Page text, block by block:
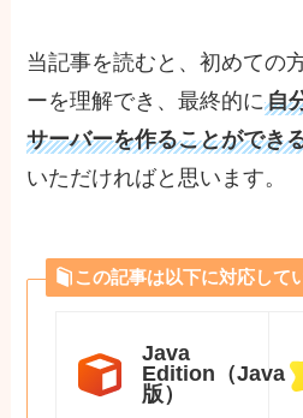
当記事を読むと、初めての
ーを理解でき、最終的に自
サーバーを作ることができ
いただければと思います。
この記事は以下に対応して
Java
Edition（Java
版）